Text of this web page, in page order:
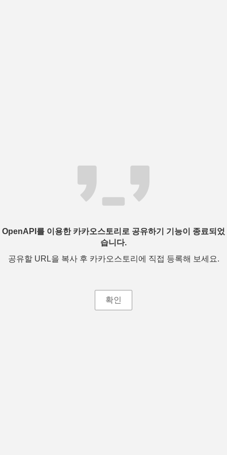
OpenAPI를 이용한 카카오스토리로 공유하기 기능이 종료되었
습니다.
공유할 URL을 복사 후 카카오스토리에 직접 등록해 보세요.
확인